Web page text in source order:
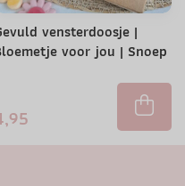
vensterdoosje |
voor jou | Snoep